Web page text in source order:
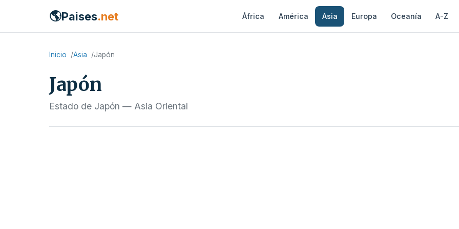
🌎Paises.net África América Asia Europa Oceanía A-Z
Inicio Asia Japón
Japón
Estado de Japón — Asia Oriental